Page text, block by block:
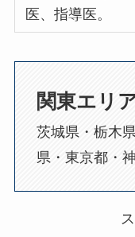
医、指導医。
関東エリ
茨城県・栃木
県・東京都・